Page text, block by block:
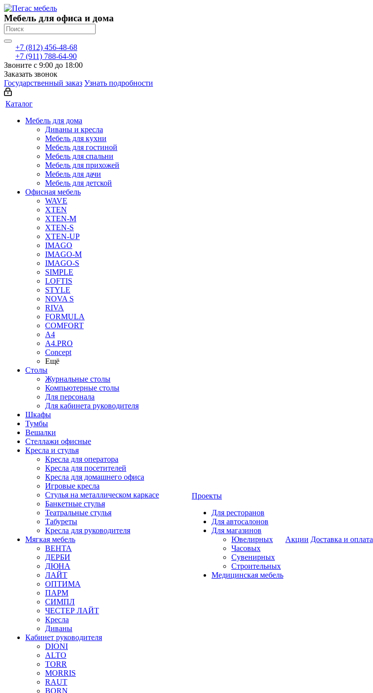
Мебель для офиса и дома
+7 (812) 456-48-68
+7 (911) 788-64-90
Звоните с 9:00 до 18:00
Заказать звонок
Государственный заказ Узнать подробности
Каталог
Мебель для дома
Диваны и кресла
Мебель для кухни
Мебель для гостиной
Мебель для спальни
Мебель для прихожей
Мебель для дачи
Мебель для детской
Офисная мебель
WAVE
XTEN
XTEN-M
XTEN-S
XTEN-UP
IMAGO
IMAGO-M
IMAGO-S
SIMPLE
LOFTIS
STYLE
NOVA S
RIVA
FORMULA
COMFORT
A4
A4.PRO
Concept
Ещё
Столы
Журнальные столы
Компьютерные столы
Для персонала
Для кабинета руководителя
Шкафы
Тумбы
Вешалки
Стеллажи офисные
Кресла и стулья
Кресла для оператора
Кресла для посетителей
Кресла для домашнего офиса
Игровые кресла
Стулья на металлическом каркасе
Банкетные стулья
Театральные стулья
Табуреты
Кресла для руководителя
Мягкая мебель
ВЕНТА
ДЕРБИ
ДЮНА
ЛАЙТ
ОПТИМА
ПАРМ
СИМПЛ
ЧЕСТЕР ЛАЙТ
Кресла
Диваны
Кабинет руководителя
DIONI
ALTO
TORR
MORRIS
RAUT
BORN
Проекты
Для ресторанов
Для автосалонов
Для магазинов
Ювелирных
Часовых
Сувенирных
Строительных
Медицинская мебель
Акции Доставка и оплата